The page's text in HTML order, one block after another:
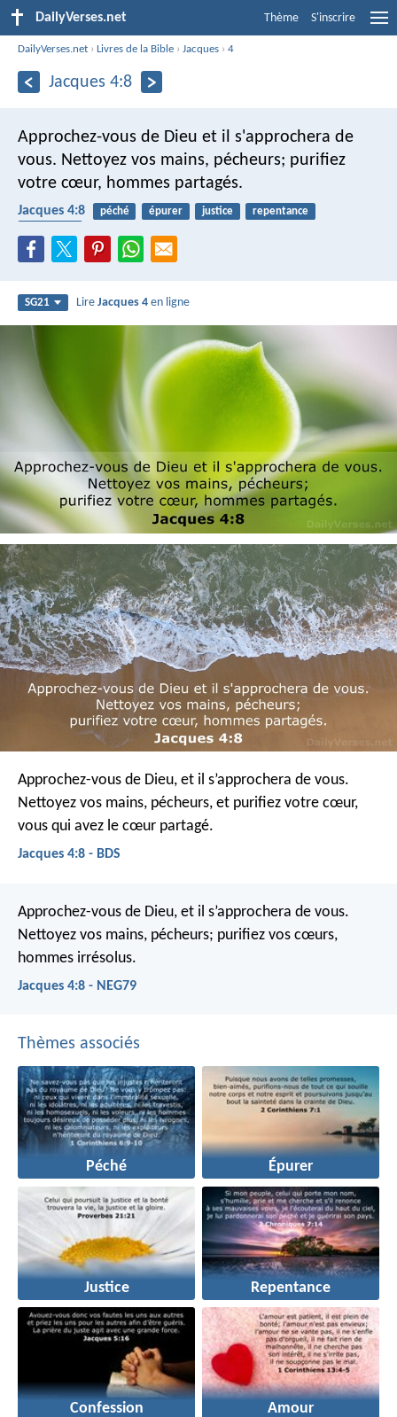
DailyVerses.net Thème S'inscrire
DailyVerses.net ›Livres de la Bible ›Jacques ›4
Jacques 4:8
Approchez-vous de Dieu et il s'approchera de
vous. Nettoyez vos mains, pécheurs; purifiez
votre cœur, hommes partagés.
Jacques 4:8 péché épurer justice
repentance
SG21 LireJacques 4 en ligne
Approchez-vous de Dieu, et il s’approchera de vous.
Nettoyez vos mains, pécheurs, et purifiez votre cœur,
vous qui avez le cœur partagé.
Jacques 4:8 - BDS
Approchez-vous de Dieu, et il s’approchera de vous.
Nettoyez vos mains, pécheurs; purifiez vos cœurs,
hommes irrésolus.
Jacques 4:8 - NEG79
Thèmes associés
Péché Épurer
Justice Repentance
Confession Amour